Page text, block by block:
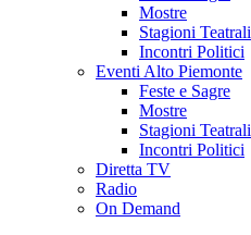
Mostre
Stagioni Teatrali
Incontri Politici
Eventi Alto Piemonte
Feste e Sagre
Mostre
Stagioni Teatrali
Incontri Politici
Diretta TV
Radio
On Demand